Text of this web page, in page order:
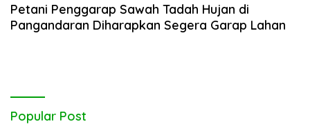
Petani Penggarap Sawah Tadah Hujan di
Pangandaran Diharapkan Segera Garap Lahan
Popular Post